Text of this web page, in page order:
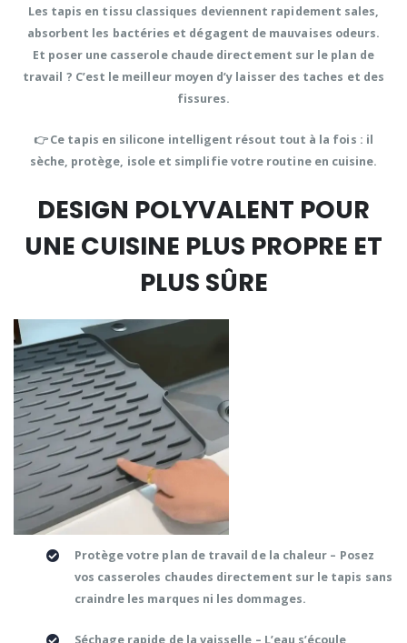
Les tapis en tissu classiques deviennent rapidement sales,
absorbent les bactéries et dégagent de mauvaises odeurs.
Et poser une casserole chaude directement sur le plan de
travail ? C’est le meilleur moyen d’y laisser des taches et des
fissures.
👉Ce tapis en silicone intelligent résout tout à la fois : il
sèche, protège, isole et simplifie votre routine en cuisine.
DESIGN POLYVALENT POUR
UNE CUISINE PLUS PROPRE ET
PLUS SÛRE
Protège votre plan de travail de la chaleur – Posez
vos casseroles chaudes directement sur le tapis sans
craindre les marques ni les dommages.
Séchage rapide de la vaisselle – L’eau s’écoule